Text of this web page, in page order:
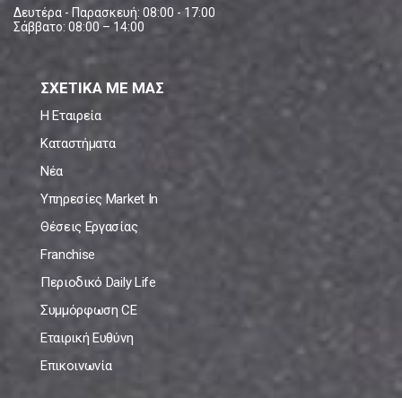
Δευτέρα - Παρασκευή: 08:00 - 17:00
Σάββατο: 08:00 – 14:00
ΣΧΕΤΙΚΑ ΜΕ ΜΑΣ
Η Εταιρεία
Καταστήματα
Νέα
Υπηρεσίες Market In
Θέσεις Εργασίας
Franchise
Περιοδικό Daily Life
Συμμόρφωση CE
Εταιρική Ευθύνη
Επικοινωνία